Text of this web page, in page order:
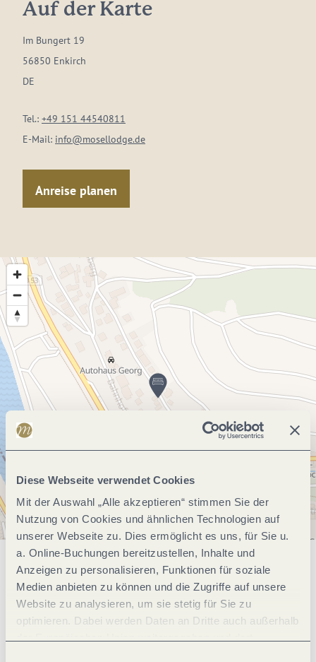
Diese Webseite verwendet Cookies
Mit der Auswahl „Alle akzeptieren“ stimmen Sie der
Nutzung von Cookies und ähnlichen Technologien auf
unserer Webseite zu. Dies ermöglicht es uns, für Sie u.
a. Online-Buchungen bereitzustellen, Inhalte und
Anzeigen zu personalisieren, Funktionen für soziale
Medien anbieten zu können und die Zugriffe auf unsere
Website zu analysieren, um sie stetig für Sie zu
optimieren. Dabei werden Daten an Dritte auch außerhalb
Auf der Karte
Im Bungert 19
56850 Enkirch
DE
Tel.: +49 151 44540811
E-Mail: info@mosellodge.de
Anreise planen
Allgemeine Informationen